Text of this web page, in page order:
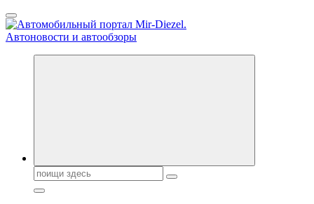
Перейти
к
содержанию
Справочник автомобилиста. Обзор новинок популярных
Поиск: